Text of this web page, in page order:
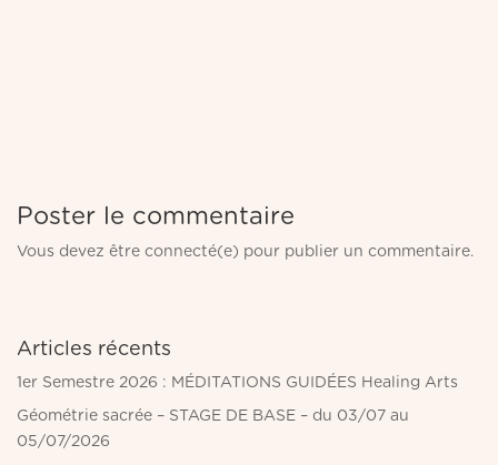
Poster le commentaire
Vous devez être connecté(e) pour publier un commentaire.
Articles récents
1er Semestre 2026 : MÉDITATIONS GUIDÉES Healing Arts
Géométrie sacrée – STAGE DE BASE – du 03/07 au
05/07/2026